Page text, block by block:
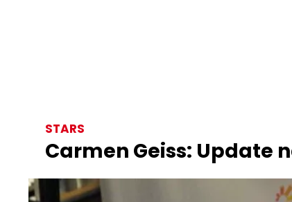
STARS
Carmen Geiss: Update